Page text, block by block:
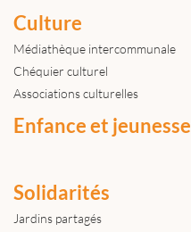
Culture
Médiathèque intercommunale
Chéquier culturel
Associations culturelles
Enfance et jeunesse
Solidarités
Jardins partagés